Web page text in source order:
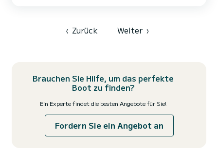
‹ Zurück Weiter ›
Brauchen Sie Hilfe, um das perfekte
Boot zu finden?
Ein Experte findet die besten Angebote für Sie!
Fordern Sie ein Angebot an